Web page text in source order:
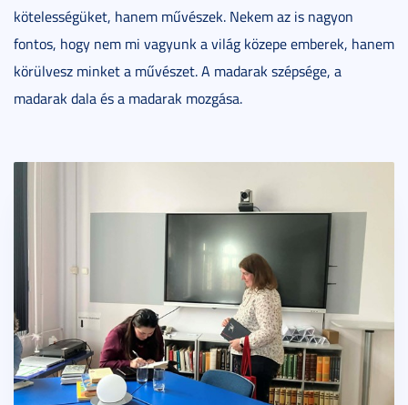
kötelességüket, hanem művészek. Nekem az is nagyon
fontos, hogy nem mi vagyunk a világ közepe emberek, hanem
körülvesz minket a művészet. A madarak szépsége, a
madarak dala és a madarak mozgása.